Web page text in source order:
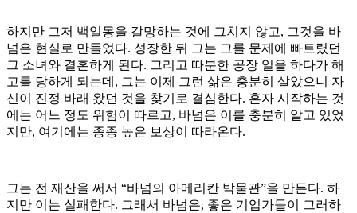
하지만 그저 백일몽을 갈망하는 것에 그치지 않고, 그것을 바
넘은 현실로 만들었다. 성장한 뒤 그는 그를 문제에 빠트렸던
그 소녀와 결혼하게 된다. 그리고 따분한 공장 일을 하다가 해
고를 당하게 되는데, 그는 이제 그런 삶은 충분히 살았으니 자
신이 진정 바래 왔던 것을 찾기로 결심한다. 혼자 시작하는 것
에는 어느 정도 위험이 따르고, 바넘은 이를 충분히 알고 있었
지만, 여기에는 종종 높은 보상이 따라온다.
그는 전 재산을 써서 “바넘의 아메리칸 박물관”을 만든다. 하
지만 이는 실패한다. 그래서 바넘은, 좋은 기업가들이 그러하